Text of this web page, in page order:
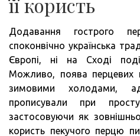
Додавання гострого
споконвічно українська
Європі, ні на Сході
Можливо, поява перцевих
зимовими холодами,
прописували при
застосовуючи як
користь пекучого перцю